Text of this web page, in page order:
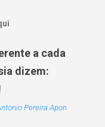
a cada
dizem:
Pereira Apon